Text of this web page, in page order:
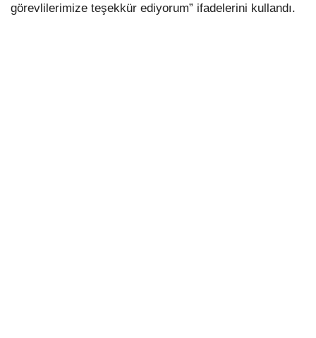
görevlilerimize teşekkür ediyorum” ifadelerini kullandı.